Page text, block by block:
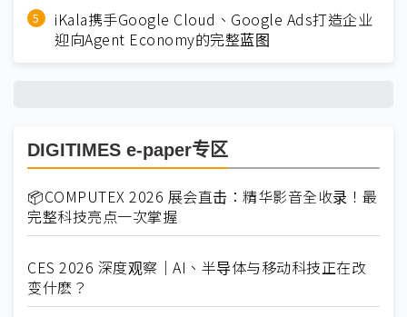
iKala携手Google Cloud、Google Ads打造企业
迎向Agent Economy的完整蓝图
DIGITIMES e-paper专区
📦COMPUTEX 2026 展会直击：精华影音全收录！最
完整科技亮点一次掌握
CES 2026 深度观察｜AI、半导体与移动科技正在改
变什麽？